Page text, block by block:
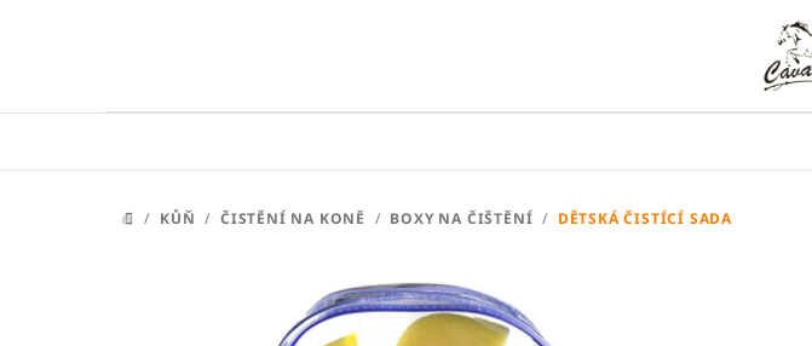
DOMŮ
/ KŮŇ / ČISTĚNÍ NA KONĚ / BOXY NA ČIŠTĚNÍ / DĚTSKÁ ČISTÍCÍ SADA